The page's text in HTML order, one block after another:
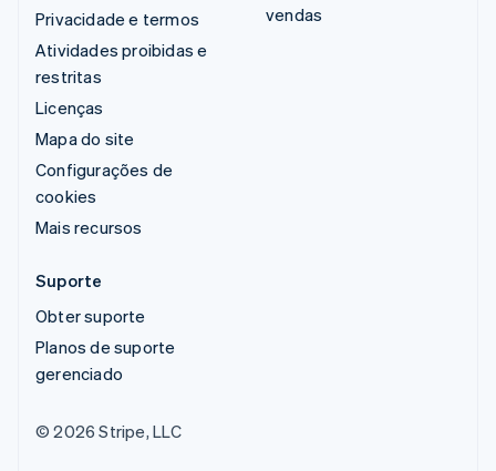
Privacidade e termos
Atividades proibidas e
restritas
Licenças
Mapa do site
Configurações de
cookies
Mais recursos
vendas
Suporte
Obter suporte
Planos de suporte
gerenciado
© 2026 Stripe, LLC